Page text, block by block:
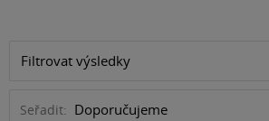
Filtrovat výsledky
Seřadit: